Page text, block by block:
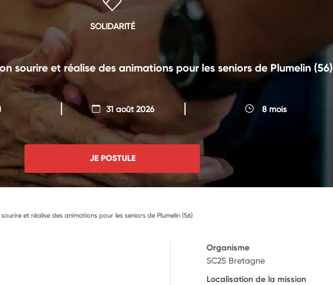
SOLIDARITÉ
sourire et réalise des animations pour les seniors de Plumelin (56)
31 août 2026 8 mois
JE POSTULE
et réalise des animations pour les seniors de Plumelin (56)
Organisme
SC2S Bretagne
Localisation de la mission